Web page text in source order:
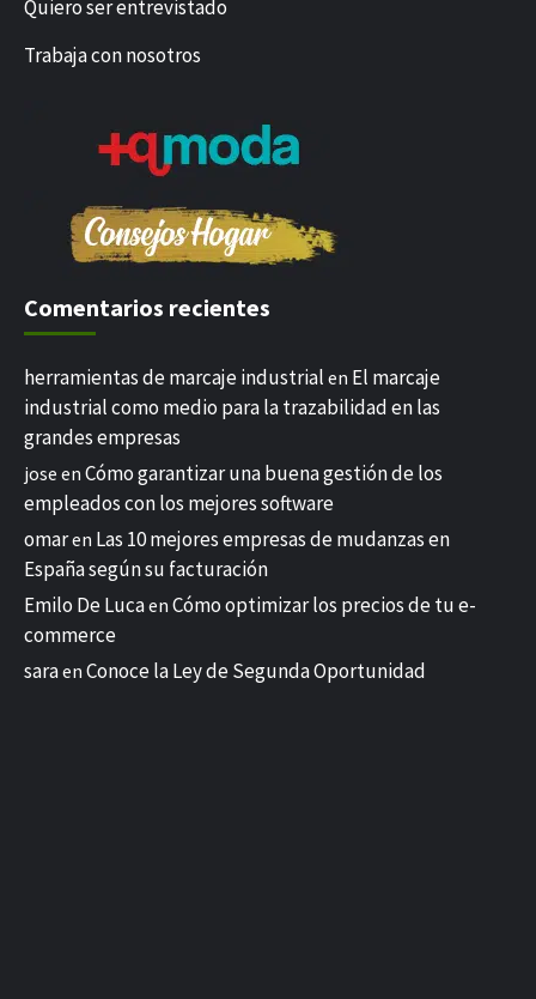
Quiero ser entrevistado
Trabaja con nosotros
Comentarios recientes
herramientas de marcaje industrial en El marcaje
industrial como medio para la trazabilidad en las
grandes empresas
jose en Cómo garantizar una buena gestión de los
empleados con los mejores software
omaren Las 10 mejores empresas de mudanzas en
España según su facturación
Emilo De Lucaen Cómo optimizar los precios de tu e-
commerce
saraen Conoce la Ley de Segunda Oportunidad